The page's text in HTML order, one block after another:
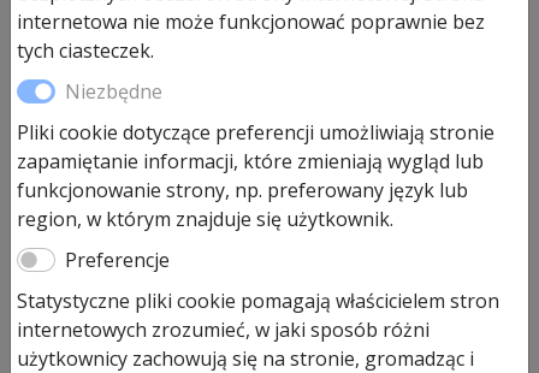
Hormann Zestaw SK
fotokomórka i lampa
LineaMatic
internetowa nie może funkcjonować poprawnie bez
tych ciasteczek.
Niezbędne
Pliki cookie dotyczące preferencji umożliwiają stronie
zapamiętanie informacji, które zmieniają wygląd lub
funkcjonowanie strony, np. preferowany język lub
region, w którym znajduje się użytkownik.
Preferencje
Statystyczne pliki cookie pomagają właścicielem stron
internetowych zrozumieć, w jaki sposób różni
użytkownicy zachowują się na stronie, gromadząc i